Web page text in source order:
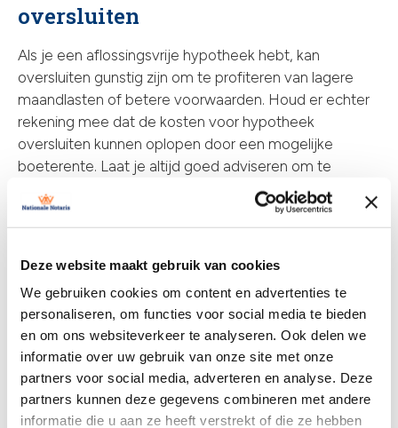
Deze website maakt gebruik van cookies
We gebruiken cookies om content en advertenties te
personaliseren, om functies voor social media te bieden
en om ons websiteverkeer te analyseren. Ook delen we
informatie over uw gebruik van onze site met onze
partners voor social media, adverteren en analyse. Deze
partners kunnen deze gegevens combineren met andere
informatie die u aan ze heeft verstrekt of die ze hebben
oversluiten
Als je een aflossingsvrije hypotheek hebt, kan
oversluiten gunstig zijn om te profiteren van lagere
maandlasten of betere voorwaarden. Houd er echter
rekening mee dat de kosten voor hypotheek
oversluiten kunnen oplopen door een mogelijke
boeterente. Laat je altijd goed adviseren om te
bepalen of oversluiten financieel voordelig voor je is.